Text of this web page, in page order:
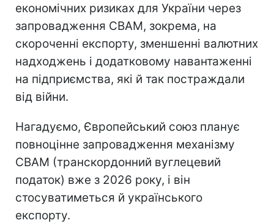
економічних ризиках для України через
запровадження CBAM, зокрема, на
скороченні експорту, зменшенні валютних
надходжень і додатковому навантаженні
на підприємства, які й так постраждали
від війни.
Нагадуємо, Європейський союз планує
повноцінне запровадження механізму
CBAM (транскордонний вуглецевий
податок) вже з 2026 року, і він
стосуватиметься й українського
експорту.